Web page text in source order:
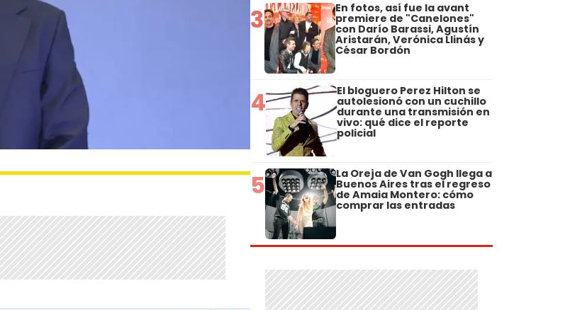
3 En fotos, así fue la avant
premiere de "Canelones"
con Darío Barassi, Agustín
Aristarán, Verónica Llinás y
César Bordón
4 El bloguero Perez Hilton se
autolesionó con un cuchillo
durante una transmisión en
vivo: qué dice el reporte
policial
5 La Oreja de Van Gogh llega a
Buenos Aires tras el regreso
de Amaia Montero: cómo
comprar las entradas